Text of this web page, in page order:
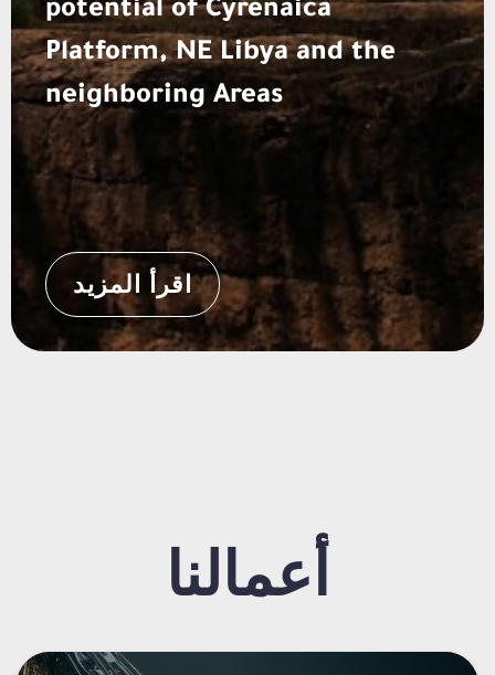
potential of Cyrenaica
Platform, NE Libya and the
neighboring Areas
اقرأ المزيد
أعمالنا